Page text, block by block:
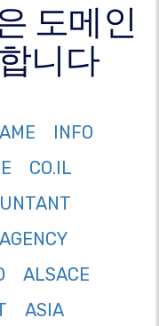
도메인
니다
INFO
CO.IL
AGENCY
ALSACE
ASIA